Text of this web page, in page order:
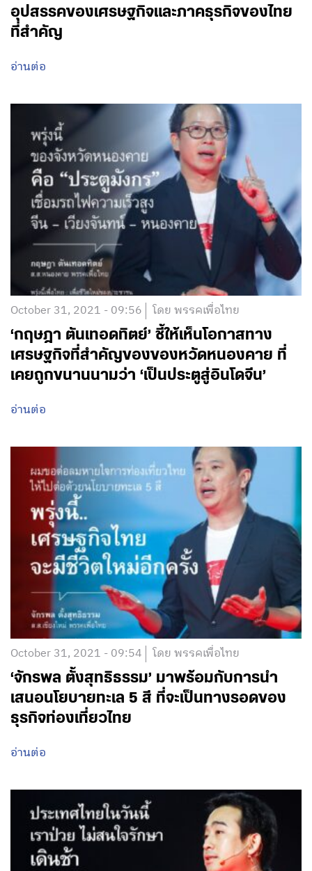
อุปสรรคของเศรษฐกิจและภาคธุรกิจของไทย
ที่สำคัญ
อ่านต่อ
October 31, 2021 - 09:56 โดย พรรคเพื่อไทย
‘กฤษฎา ตันเทอดทิตย์’ ชี้ให้เห็นโอกาสทาง
เศรษฐกิจที่สำคัญของของหวัดหนองคาย ที่
เคยถูกขนานนามว่า ‘เป็นประตูสู่อินโดจีน’
อ่านต่อ
October 31, 2021 - 09:54 โดย พรรคเพื่อไทย
‘จักรพล ตั้งสุทธิธรรม’ มาพร้อมกับการนำ
เสนอนโยบายทะเล 5 สี ที่จะเป็นทางรอดของ
ธุรกิจท่องเที่ยวไทย
อ่านต่อ